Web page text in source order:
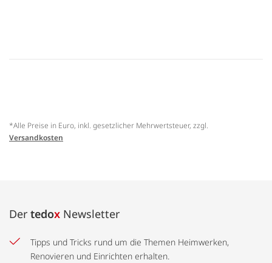
*Alle Preise in Euro, inkl. gesetzlicher Mehrwertsteuer, zzgl.
Versandkosten
Der tedox Newsletter
Tipps und Tricks rund um die Themen Heimwerken,
Renovieren und Einrichten erhalten.